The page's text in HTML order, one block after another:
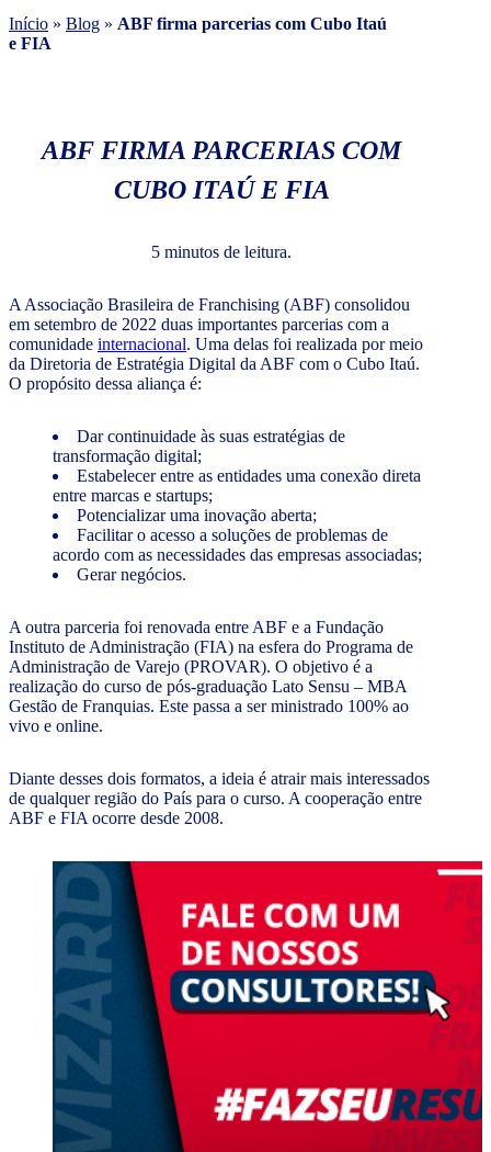
Início » Blog » ABF firma parcerias com Cubo Itaú
e FIA
ABF FIRMA PARCERIAS COM
CUBO ITAÚ E FIA
5 minutos de leitura.
A Associação Brasileira de Franchising (ABF) consolidou
em setembro de 2022 duas importantes parcerias com a
comunidade internacional. Uma delas foi realizada por meio
da Diretoria de Estratégia Digital da ABF com o Cubo Itaú.
O propósito dessa aliança é:
Dar continuidade às suas estratégias de
transformação digital;
Estabelecer entre as entidades uma conexão direta
entre marcas e startups;
Potencializar uma inovação aberta;
Facilitar o acesso a soluções de problemas de
acordo com as necessidades das empresas associadas;
Gerar negócios.
A outra parceria foi renovada entre ABF e a Fundação
Instituto de Administração (FIA) na esfera do Programa de
Administração de Varejo (PROVAR). O objetivo é a
realização do curso de pós-graduação Lato Sensu – MBA
Gestão de Franquias. Este passa a ser ministrado 100% ao
vivo e online.
Diante desses dois formatos, a ideia é atrair mais interessados
de qualquer região do País para o curso. A cooperação entre
ABF e FIA ocorre desde 2008.